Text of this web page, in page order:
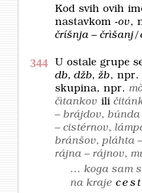
Kod svih ovih
nastavkom -ov,
čríšnja – črìšanj/
344
U ostale grupe
db, džb, žb, npr.
skupina, npr.
čìtankov ili
– brájdov,
– cistérnov,
bránšov, pláhta
rájna – rájnov,
… koga sam
na kraje